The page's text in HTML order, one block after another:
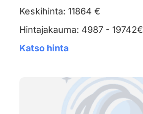
Keskihinta: 11864 €
Hintajakauma: 4987 - 19742€
Katso hinta